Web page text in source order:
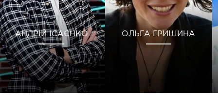
АНДРІЙ ІСАЄНКО ОЛЬГА ГРИШИНА